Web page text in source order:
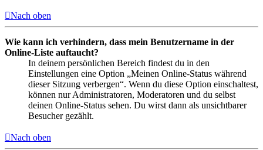
Nach oben
Wie kann ich verhindern, dass mein Benutzername in der
Online-Liste auftaucht?
In deinem persönlichen Bereich findest du in den
Einstellungen eine Option „Meinen Online-Status während
dieser Sitzung verbergen“. Wenn du diese Option einschaltest,
können nur Administratoren, Moderatoren und du selbst
deinen Online-Status sehen. Du wirst dann als unsichtbarer
Besucher gezählt.
Nach oben